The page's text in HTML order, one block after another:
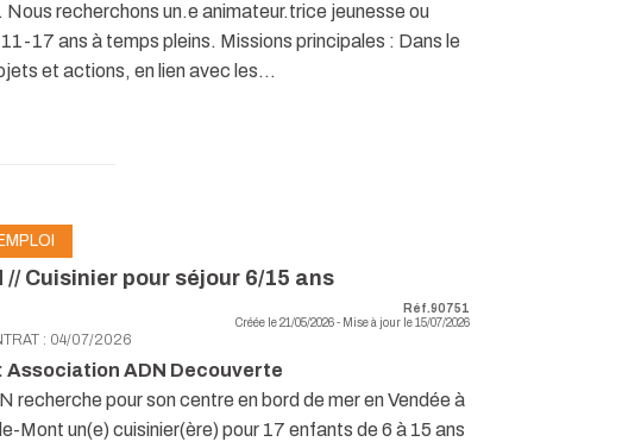
Nous recherchons un.e animateur.trice jeunesse ou
17 ans à temps pleins. Missions principales : Dans le
et actions, en lien avec les...
// Cuisinier pour séjour 6/15 ans
Réf.90751
Créée le 21/05/2026 - Mise à jour le 15/07/2026
: 04/07/2026
Association ADN Decouverte
recherche pour son centre en bord de mer en Vendée à
Mont un(e) cuisinier(ère) pour 17 enfants de 6 à 15 ans